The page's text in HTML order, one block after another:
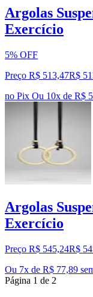
Argolas
Exercício
5% OFF
Preço R$ 513,47R$
no Pix Ou 10x de R$
Argolas
Exercício
Preço R$ 545,24R$
Ou 7x de R$ 77,89
Página 1 de 2